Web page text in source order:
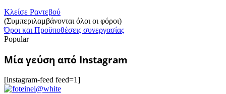
Κλείσε Ραντεβού
(Συμπεριλαμβάνονται όλοι οι φόροι)
Όροι και Προϋποθέσεις συνεργασίας
Popular
Μία γεύση από Instagram
[instagram-feed feed=1]